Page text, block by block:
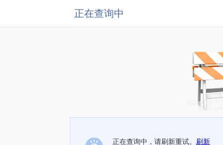
正在查询中
正在查询中，请刷新重试。 刷新